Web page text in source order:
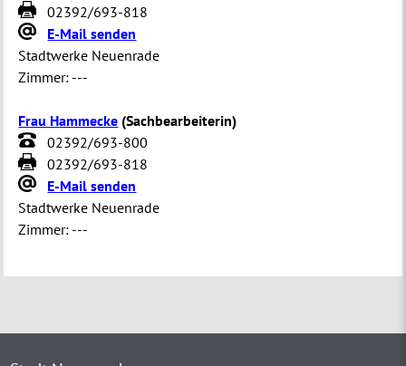
02392/693-818
E-Mail senden
Stadtwerke Neuenrade
Zimmer: ---
Frau Hammecke (Sachbearbeiterin)
02392/693-800
02392/693-818
E-Mail senden
Stadtwerke Neuenrade
Zimmer: ---